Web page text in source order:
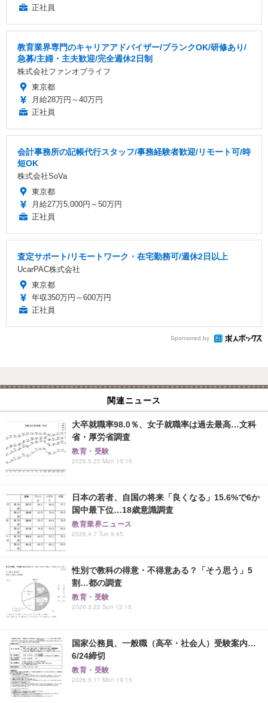
正社員
教育業界専門のキャリアアドバイザー/ブランクOK/研修あり/
急募/主婦・主夫歓迎/完全週休2日制
株式会社ファンオブライフ
東京都
月給28万円～40万円
正社員
会計事務所の記帳代行スタッフ/事務経験者歓迎/リモート可/時
短OK
株式会社SoVa
東京都
月給27万5,000円～50万円
正社員
査定サポート/リモートワーク・在宅勤務可/週休2日以上
UcarPAC株式会社
東京都
年収350万円～600万円
正社員
Sponsored by
関連ニュース
大卒就職率98.0％、女子就職率は過去最高…文科
省・厚労省調査
教育・受験
2026.5.25 Mon 15:15
日本の若者、自国の将来「良くなる」15.6%で6か
国中最下位…18歳意識調査
教育業界ニュース
2026.4.7 Tue 9:45
性別で教科の得意・不得意ある？「そう思う」5
割…都の調査
教育・受験
2026.3.22 Sun 12:15
国家公務員、一般職（高卒・社会人）受験案内…
6/24締切
教育・受験
2026.5.11 Mon 19:15